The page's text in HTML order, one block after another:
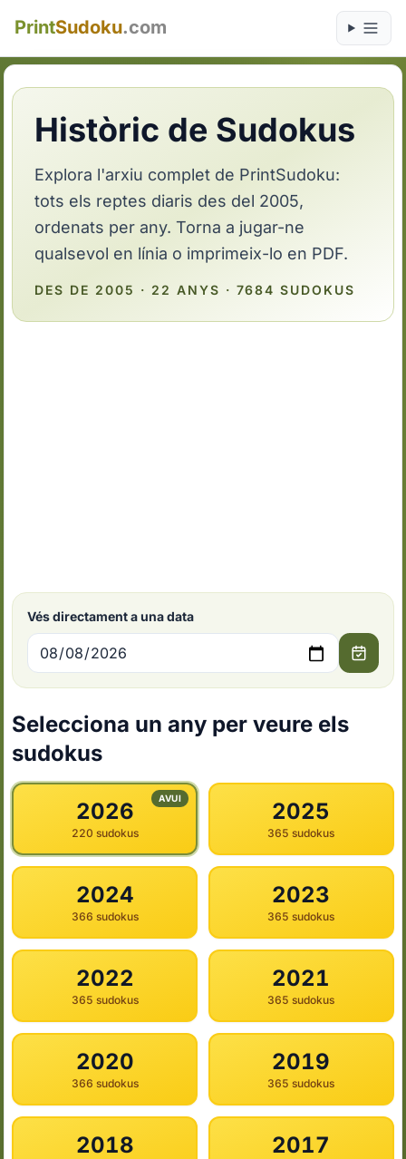
PrintSudoku.com
Històric de Sudokus
Explora l'arxiu complet de PrintSudoku:
tots els reptes diaris des del 2005,
ordenats per any. Torna a jugar-ne
qualsevol en línia o imprimeix-lo en PDF.
DES DE 2005 · 22 ANYS · 7684 SUDOKUS
Vés directament a una data
Selecciona un any per veure els
sudokus
AVUI
2026
220 sudokus
2025
365 sudokus
2024
366 sudokus
2023
365 sudokus
2022
365 sudokus
2021
365 sudokus
2020
366 sudokus
2019
365 sudokus
2018 2017